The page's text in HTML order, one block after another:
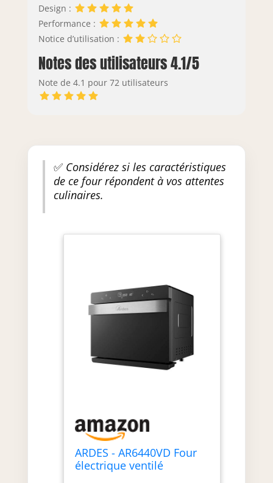
Design :
Performance :
Notice d’utilisation :
Notes des utilisateurs 4.1/5
Note de 4.1 pour 72 utilisateurs
✅Considérez si les caractéristiques
de ce four répondent à vos attentes
culinaires.
ARDES - AR6440VD Four
électrique ventilé